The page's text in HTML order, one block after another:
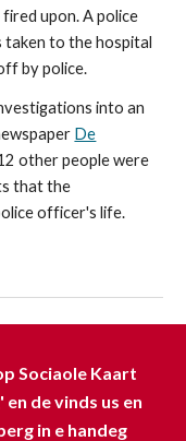
upon. A police
taken to the hospital
by police.
into an
De
other people were
that the
officer's life.
Sociaole Kaart
de vinds us en
in e handeg